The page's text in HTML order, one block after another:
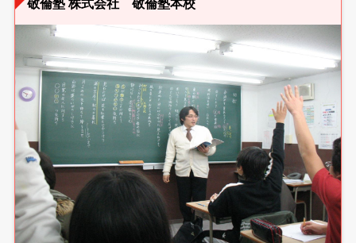
敬倫塾 株式会社 敬倫塾本校